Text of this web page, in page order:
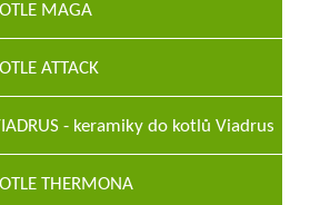
MAGA
ATTACK
- keramiky do kotlů Viadrus
THERMONA